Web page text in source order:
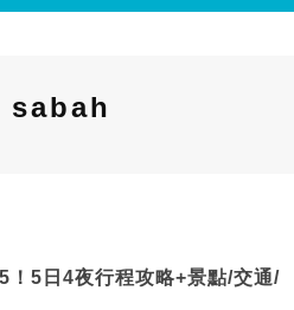
sabah
！5日4夜行程攻略+景點/交通/